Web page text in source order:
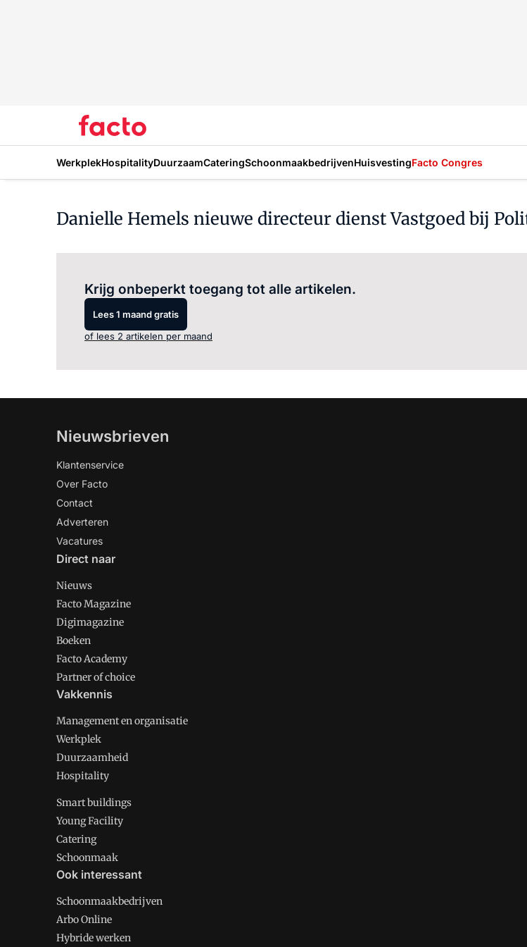
WerkplekHospitalityDuurzaamCateringSchoonmaakbedrijvenHuisvestingFacto Congres
Danielle Hemels nieuwe directeur dienst Vastgoed bij
Krijg onbeperkt toegang tot alle artikelen.
Lees 1 maand gratis
of lees 2 artikelen per maand
Nieuwsbrieven
Klantenservice
Over Facto
Contact
Adverteren
Vacatures
Direct naar
Nieuws
Facto Magazine
Digimagazine
Boeken
Facto Academy
Partner of choice
Vakkennis
Management en organisatie
Werkplek
Duurzaamheid
Hospitality
Smart buildings
Young Facility
Catering
Schoonmaak
Ook interessant
Schoonmaakbedrijven
Arbo Online
Hybride werken